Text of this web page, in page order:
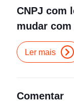
CNPJ com
mudar
Ler mais
Comentar